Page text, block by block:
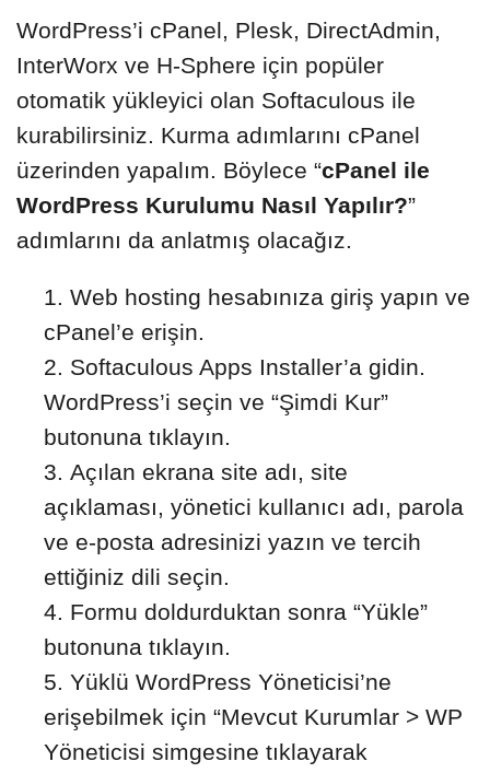
WordPress’i cPanel, Plesk, DirectAdmin,
InterWorx ve H-Sphere için popüler
otomatik yükleyici olan Softaculous ile
kurabilirsiniz. Kurma adımlarını cPanel
üzerinden yapalım. Böylece “cPanel ile
WordPress Kurulumu Nasıl Yapılır?”
adımlarını da anlatmış olacağız.
Web hosting hesabınıza giriş yapın ve
cPanel’e erişin.
Softaculous Apps Installer’a gidin.
WordPress’i seçin ve “Şimdi Kur”
butonuna tıklayın.
Açılan ekrana site adı, site
açıklaması, yönetici kullanıcı adı, parola
ve e-posta adresinizi yazın ve tercih
ettiğiniz dili seçin.
Formu doldurduktan sonra “Yükle”
butonuna tıklayın.
Yüklü WordPress Yöneticisi’ne
erişebilmek için “Mevcut Kurumlar > WP
Yöneticisi simgesine tıklayarak